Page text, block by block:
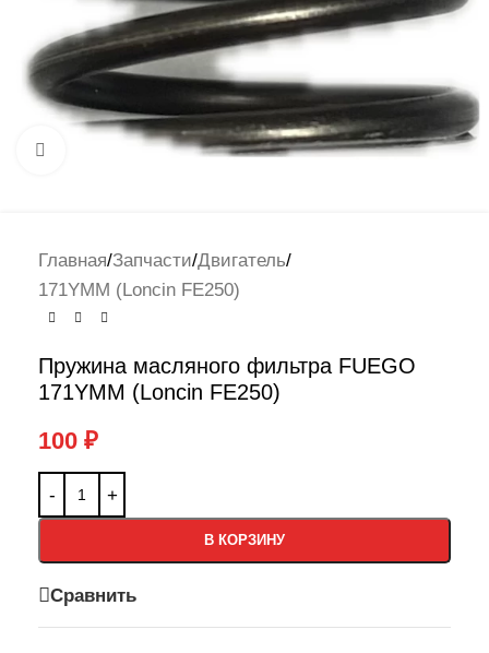
Нажмите, чтобы увеличить
Главная/Запчасти/Двигатель/
171YMM (Loncin FE250)
Пружина масляного фильтра FUEGO
171YMM (Loncin FE250)
100 ₽
В КОРЗИНУ
Сравнить